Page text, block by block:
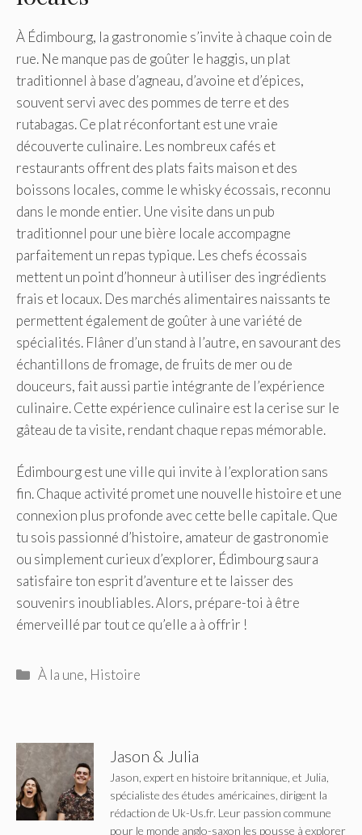
À Édimbourg, la gastronomie s’invite à chaque coin de
rue. Ne manque pas de goûter le haggis, un plat
traditionnel à base d’agneau, d’avoine et d’épices,
souvent servi avec des pommes de terre et des
rutabagas. Ce plat réconfortant est une vraie
découverte culinaire. Les nombreux cafés et
restaurants offrent des plats faits maison et des
boissons locales, comme le whisky écossais, reconnu
dans le monde entier. Une visite dans un pub
traditionnel pour une bière locale accompagne
parfaitement un repas typique. Les chefs écossais
mettent un point d’honneur à utiliser des ingrédients
frais et locaux. Des marchés alimentaires naissants te
permettent également de goûter à une variété de
spécialités. Flâner d’un stand à l’autre, en savourant des
échantillons de fromage, de fruits de mer ou de
douceurs, fait aussi partie intégrante de l’expérience
culinaire. Cette expérience culinaire est la cerise sur le
gâteau de ta visite, rendant chaque repas mémorable.
Édimbourg est une ville qui invite à l’exploration sans
fin. Chaque activité promet une nouvelle histoire et une
connexion plus profonde avec cette belle capitale. Que
tu sois passionné d’histoire, amateur de gastronomie
ou simplement curieux d’explorer, Édimbourg saura
satisfaire ton esprit d’aventure et te laisser des
souvenirs inoubliables. Alors, prépare-toi à être
émerveillé par tout ce qu’elle a à offrir !
Catégories
À la une, Histoire
Jason & Julia
Jason, expert en histoire britannique, et Julia,
spécialiste des études américaines, dirigent la
rédaction de Uk-Us.fr. Leur passion commune
pour le monde anglo-saxon les pousse à explorer